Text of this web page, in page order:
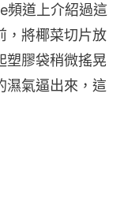
頻道上介紹過這
，將椰菜切片放
塑膠袋稍微搖晃
濕氣逼出來，這